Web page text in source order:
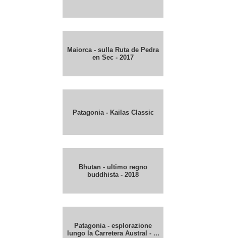
Maiorca - sulla Ruta de Pedra
en Sec - 2017
Patagonia - Kailas Classic
Bhutan - ultimo regno
buddhista - 2018
Patagonia - esplorazione
lungo la Carretera Austral - ...